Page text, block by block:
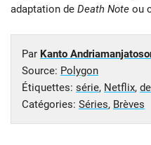
adaptation de Death Note ou
Par Kanto
Source: Polygon
Étiquettes: série, Netflix,
Catégories: Séries, Brèves